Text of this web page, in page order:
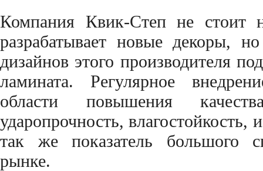
Компания Квик-Степ не стоит
разрабатывает новые декоры,
дизайнов этого производителя
ламината. Регулярное
области повышения
ударопрочность, влагостойкость,
так же показатель большого
рынке.